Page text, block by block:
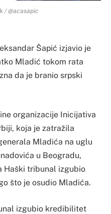
/ @acasapic
Šapić izjavio je
Mladić tokom rata
da je branio srpski
organizacije Inicijativa
koja je zatražila
Mladića na uglu
u Beogradu,
Haški tribunal izgubio
što je osudio Mladića.
izgubio kredibilitet